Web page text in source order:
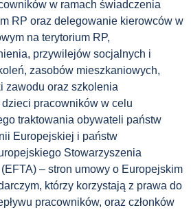
w ramach świadczenia
RP oraz delegowanie kierowców w
na terytorium RP,
przywilejów socjalnych i
zasobów mieszkaniowych,
zawodu oraz szkolenia
pracowników w celu
traktowania obywateli państw
Europejskiej i państw
Stowarzyszenia
– stron umowy o Europejskim
którzy korzystają z prawa do
pracowników, oraz członków